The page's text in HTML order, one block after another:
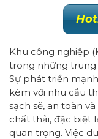
Khu công nghiệp
trong những trung
Sự phát triển
kèm với nhu cầu
sạch sẽ, an toàn
chất thải, đặc biệt
quan trọng. Việc